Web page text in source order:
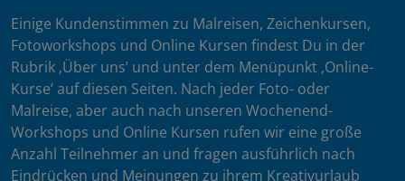
Einige Kundenstimmen zu Malreisen, Zeichenkursen,
Fotoworkshops und Online Kursen findest Du in der
Rubrik ‚Über uns’ und unter dem Menüpunkt ‚Online-
Kurse’ auf diesen Seiten. Nach jeder Foto- oder
Malreise, aber auch nach unseren Wochenend-
Workshops und Online Kursen rufen wir eine große
Anzahl Teilnehmer an und fragen ausführlich nach
Eindrücken und Meinungen zu ihrem Kreativurlaub